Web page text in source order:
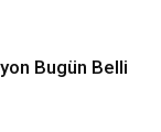
Bugün Belli